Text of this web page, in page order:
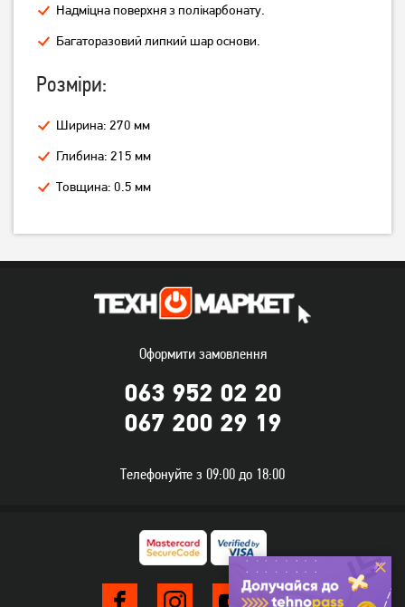
S (HTP-010)
249 грн
Ігрова поверхня CorePad
Ігрова поверхня Gembird
MP-GAMEPRO Control (MP-
GAMEPRO-L)
269грн
Надміцна поверхня з полікарбонату.
Багаторазовий липкий шар основи.
Розміри:
Ширина: 270 мм
Глибина: 215 мм
Товщина: 0.5 мм
Оформити замовлення
063 952 02 20
067 200 29 19
Телефонуйте з 09:00 до 18:00